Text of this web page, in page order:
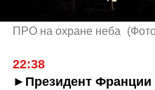
ПРО на охране неба (
22:38
►Президент